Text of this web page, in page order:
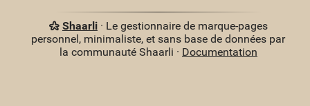
Shaarli· Le gestionnaire de marque-pages
personnel, minimaliste, et sans base de données par
la communauté Shaarli · Documentation